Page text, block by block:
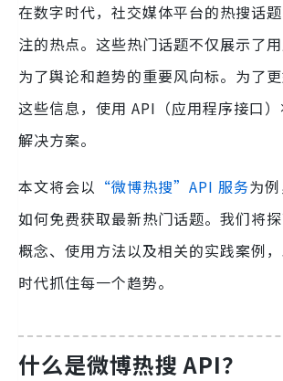
在数字时代，社交媒体平台的热搜话
注的热点。这些热门话题不仅展示了
为了舆论和趋势的重要风向标。为了
这些信息，使用 API（应用程序接口
解决方案。
本文将会以 “微博热搜”API 服务为
如何免费获取最新热门话题。我们将
概念、使用方法以及相关的实践案例
时代抓住每一个趋势。
什么是微博热搜 API？